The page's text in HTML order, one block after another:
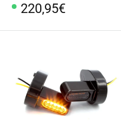
Sonderpreis
220,95€